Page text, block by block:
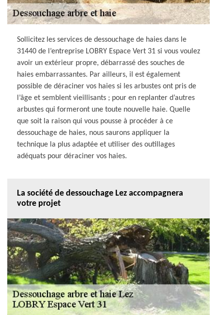
Sollicitez les services de dessouchage de haies dans le
31440 de l’entreprise LOBRY Espace Vert 31 si vous voulez
avoir un extérieur propre, débarrassé des souches de
haies embarrassantes. Par ailleurs, il est également
possible de déraciner vos haies si les arbustes ont pris de
l’âge et semblent vieillisants ; pour en replanter d’autres
arbustes qui formeront une toute nouvelle haie. Quelle
que soit la raison qui vous pousse à procéder à ce
dessouchage de haies, nous saurons appliquer la
technique la plus adaptée et utiliser des outillages
adéquats pour déraciner vos haies.
La société de dessouchage Lez accompagnera
votre projet